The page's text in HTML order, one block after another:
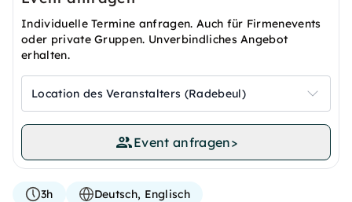
Individuelle Termine anfragen. Auch für Firmenevents
oder private Gruppen. Unverbindliches Angebot
erhalten.
Location des Veranstalters (Radebeul)
Event anfragen>
3h
Deutsch, Englisch